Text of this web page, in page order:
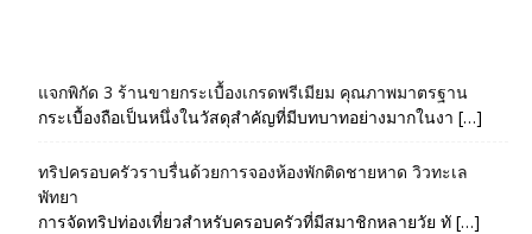
แจกพิกัด 3 ร้านขายกระเบื้องเกรดพรีเมียม คุณภาพมาตรฐาน
กระเบื้องถือเป็นหนึ่งในวัสดุสำคัญที่มีบทบาทอย่างมากในงา […]
ทริปครอบครัวราบรื่นด้วยการจองห้องพักติดชายหาด วิวทะเล
พัทยา
การจัดทริปท่องเที่ยวสำหรับครอบครัวที่มีสมาชิกหลายวัย ทั […]